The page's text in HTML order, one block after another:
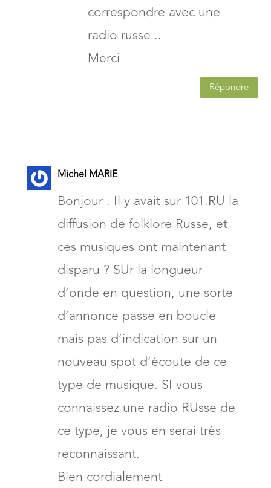
correspondre avec une
radio russe ..
Merci
Répondre
Michel MARIE
Bonjour . Il y avait sur 101.RU la
diffusion de folklore Russe, et
ces musiques ont maintenant
disparu ? SUr la longueur
d’onde en question, une sorte
d’annonce passe en boucle
mais pas d’indication sur un
nouveau spot d’écoute de ce
type de musique. SI vous
connaissez une radio RUsse de
ce type, je vous en serai très
reconnaissant.
Bien cordialement